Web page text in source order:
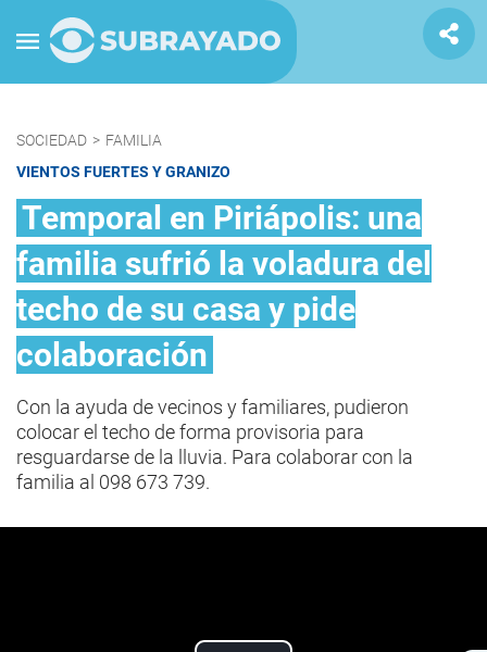
SOCIEDAD > FAMILIA
VIENTOS FUERTES Y GRANIZO
Temporal en Piriápolis: una
familia sufrió la voladura del
techo de su casa y pide
colaboración
Con la ayuda de vecinos y familiares, pudieron
colocar el techo de forma provisoria para
resguardarse de la lluvia. Para colaborar con la
familia al 098 673 739.